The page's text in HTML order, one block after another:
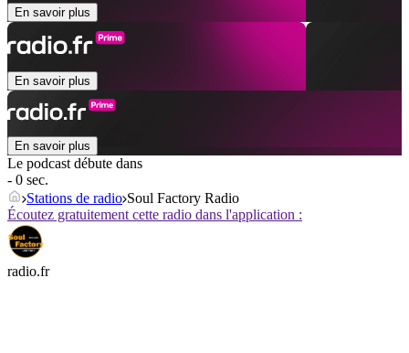
En savoir plus
En savoir plus
En savoir plus
Le podcast débute dans
- 0 sec.
Stations de radio Soul Factory Radio
Écoutez gratuitement cette radio dans l'application :
radio.fr